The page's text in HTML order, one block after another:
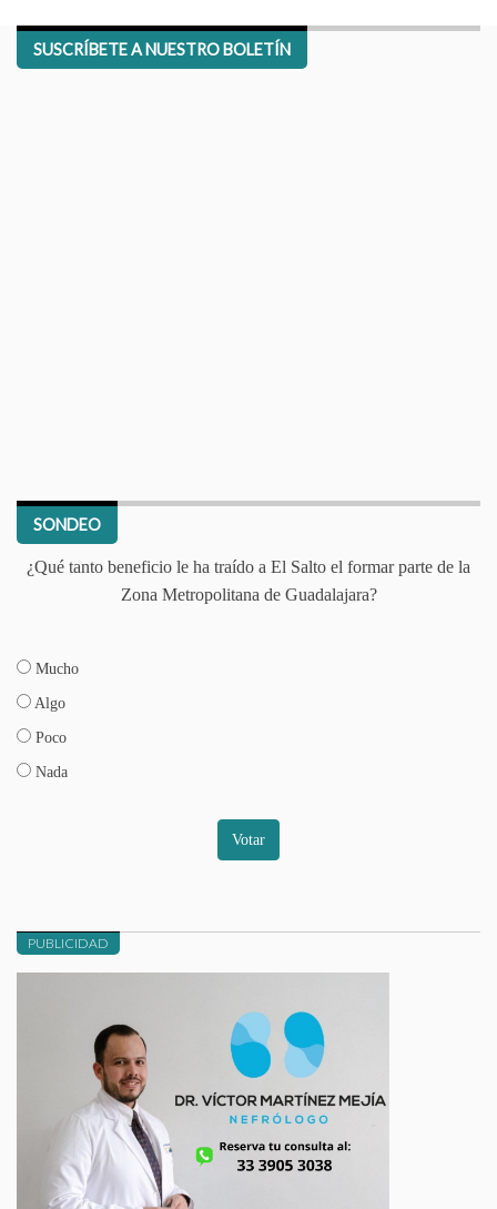
SUSCRÍBETE A NUESTRO BOLETÍN
SONDEO
¿Qué tanto beneficio le ha traído a El Salto el formar parte de la
Zona Metropolitana de Guadalajara?
Mucho
Algo
Poco
Nada
Votar
PUBLICIDAD